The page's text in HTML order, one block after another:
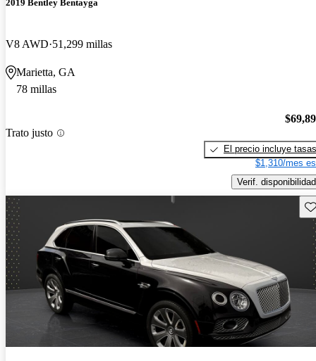
2019 Bentley Bentayga
V8 AWD 51,299 millas
Marietta, GA
78 millas
Trato justo
El precio incluye tasas
$1,310/mes
Verif. disponibilidad